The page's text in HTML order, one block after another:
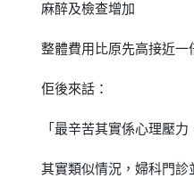
麻醉及檢查增加
整體費用比原先高接近一
佢後來話：
「最辛苦其實係心理壓
其實類似情況，婦科門診